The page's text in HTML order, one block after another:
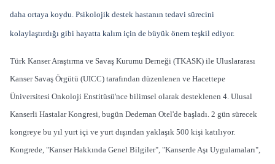
daha ortaya koydu. Psikolojik destek hastanın tedavi sürecini
kolaylaştırdığı gibi hayatta kalım için de büyük önem teşkil ediyor.
Türk Kanser Araştırma ve Savaş Kurumu Derneği (TKASK) ile Uluslararası
Kanser Savaş Örgütü (UICC) tarafından düzenlenen ve Hacettepe
Üniversitesi Onkoloji Enstitüsü'nce bilimsel olarak desteklenen 4. Ulusal
Kanserli Hastalar Kongresi, bugün Dedeman Otel'de başladı. 2 gün sürecek
kongreye bu yıl yurt içi ve yurt dışından yaklaşık 500 kişi katılıyor.
Kongrede, "Kanser Hakkında Genel Bilgiler", "Kanserde Aşı Uygulamaları",